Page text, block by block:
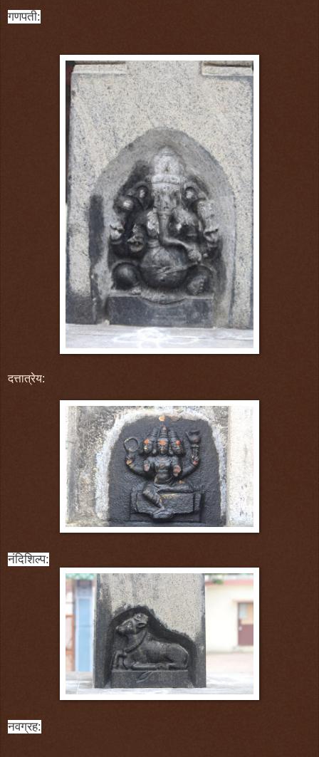
गणपती:
दत्तात्रेय:
नंदिशिल्प:
नवग्रह: